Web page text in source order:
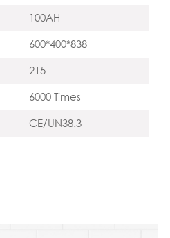
100AH
600*400*838
215
6000 Times
CE/UN38.3